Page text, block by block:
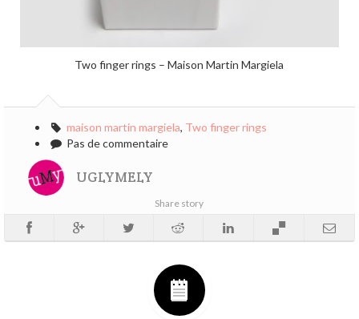
Two finger rings – Maison Martin Margiela
maison martin margiela, Two finger rings
Pas de commentaire
UGLYMELY
Share story